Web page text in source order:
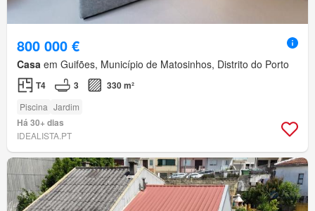
800 000 €
Casa em Guifões, Município de Matosinhos, Distrito do Porto
T4 3 330 m²
Piscina Jardim
Há 30+ dias
IDEALISTA.PT